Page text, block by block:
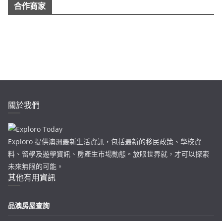
合作商家
關於我們
Exploro 提供澳洲最新生活資訊，包括最新的移民政策、學校資
料、留學及遊學資訊、房產生市場動態。放眼世界就，才可以探索
未來無限的可能。
其他有用資訊
品澳房屋查詢